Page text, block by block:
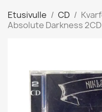
Etusivulle CD
Absolute Darkness